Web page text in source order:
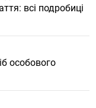
всі подробиці
особового